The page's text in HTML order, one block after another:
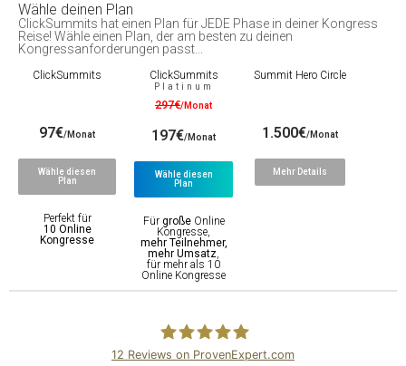
Wähle deinen Plan
ClickSummits hat einen Plan für JEDE Phase in deiner Kongress
Reise! Wähle einen Plan, der am besten zu deinen
Kongressanforderungen passt...
ClickSummits
97€/Monat
Wähle diesen
Plan
Perfekt für
10 Online
Kongresse
ClickSummits
Platinum
297€/Monat
197€/Monat
Wähle diesen
Plan
Für großeOnline
Kongresse,
mehr Teilnehmer,
mehr Umsatz,
für mehr als 10
Online Kongresse
Summit Hero Circle
1.500€/Monat
Mehr Details
12 Reviews on ProvenExpert.com